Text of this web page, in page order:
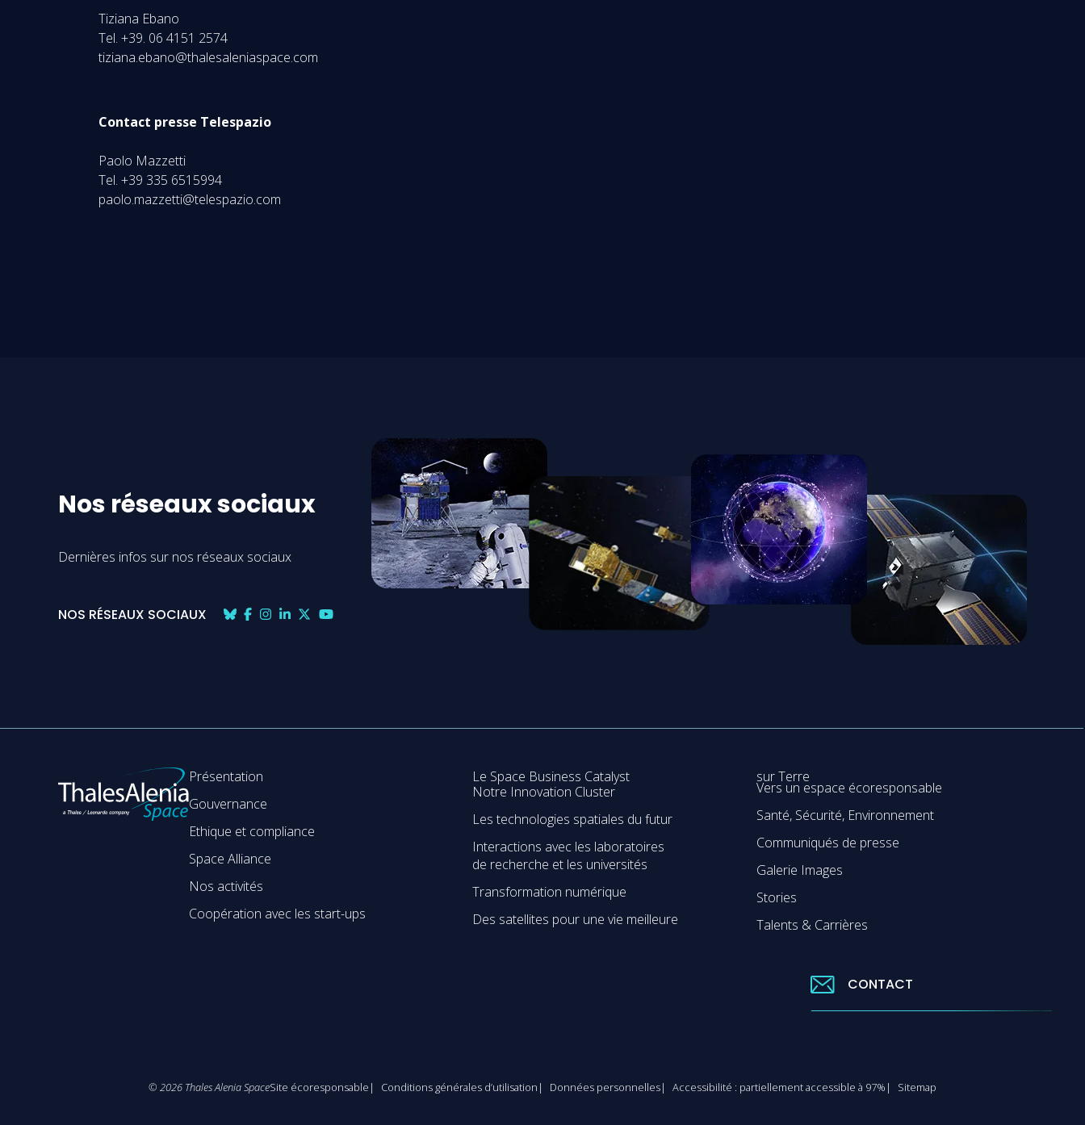
Tiziana Ebano
Tel. +39. 06 4151 2574
tiziana.ebano@thalesaleniaspace.com
Contact presse Telespazio
Paolo Mazzetti
Tel. +39 335 6515994
paolo.mazzetti@telespazio.com
Nos réseaux sociaux
Dernières infos sur nos réseaux sociaux
NOS RÉSEAUX SOCIAUX
Présentation
Gouvernance
Ethique et compliance
Space Alliance
Nos activités
Coopération avec les start-ups
Le Space Business Catalyst
Notre Innovation Cluster
Les technologies spatiales du futur
Interactions avec les laboratoires
de recherche et les universités
Transformation numérique
Des satellites pour une vie meilleure
sur Terre
Vers un espace écoresponsable
Santé, Sécurité, Environnement
Communiqués de presse
Galerie Images
Stories
Talents & Carrières
CONTACT
© 2026 Thales Alenia SpaceSite écoresponsable Conditions générales d’utilisation Données personnelles Accessibilité : partiellement accessible à 97% Sitemap